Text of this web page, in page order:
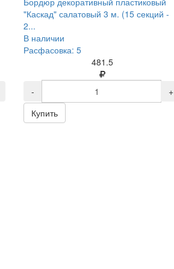
"Каскад" салатовый 3 м. (15 секций -
2...
В наличии
Расфасовка: 5
481.5
-
+
Купить